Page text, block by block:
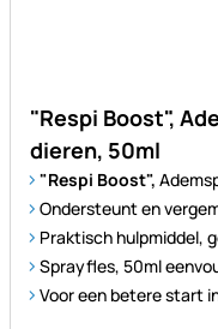
"Respi Boost",
dieren, 50ml
"Respi Boost",
Ondersteunt en
Praktisch hulpmiddel,
Sprayfles, 50ml
Voor een betere start